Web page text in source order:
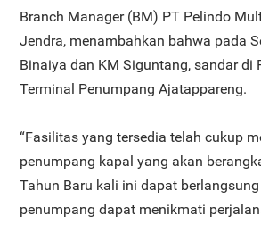
Branch Manager (BM) PT Pelindo
Jendra, menambahkan bahwa pada
Binaiya dan KM Siguntang, sandar di
Terminal Penumpang Ajatappareng.
“Fasilitas yang tersedia telah cukup
penumpang kapal yang akan
Tahun Baru kali ini dapat
penumpang dapat menikmati